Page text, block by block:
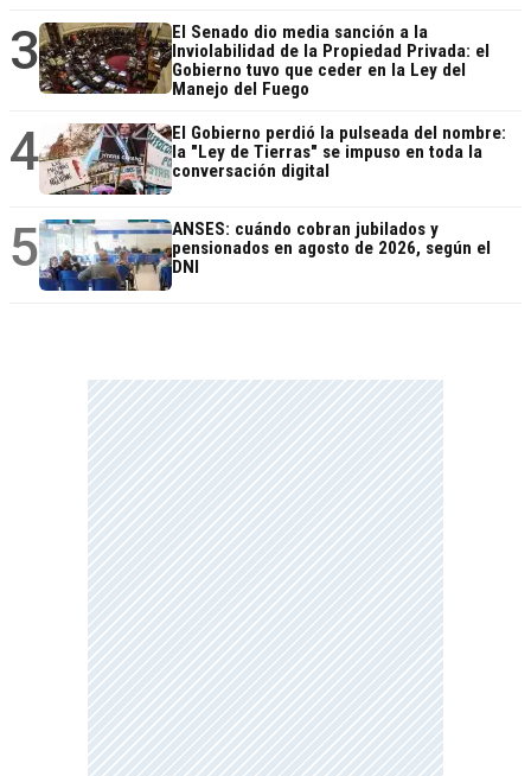
3
El Senado dio media sanción a la
Inviolabilidad de la Propiedad Privada: el
Gobierno tuvo que ceder en la Ley del
Manejo del Fuego
4
El Gobierno perdió la pulseada del nombre:
la "Ley de Tierras" se impuso en toda la
conversación digital
5
ANSES: cuándo cobran jubilados y
pensionados en agosto de 2026, según el
DNI